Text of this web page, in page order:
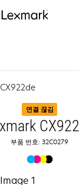
연결 끊김
CX922
부품 번호: 32C0279